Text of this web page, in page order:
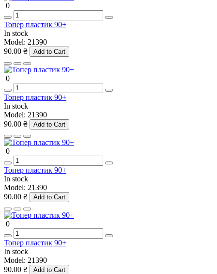
0
Топер пластик 90+
In stock
Model: 21390
90.00 ₴
Add to Cart
0
Топер пластик 90+
In stock
Model: 21390
90.00 ₴
Add to Cart
0
Топер пластик 90+
In stock
Model: 21390
90.00 ₴
Add to Cart
0
Топер пластик 90+
In stock
Model: 21390
90.00 ₴
Add to Cart